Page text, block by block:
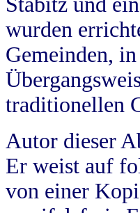
wurden
Gemeinden,
traditionellen
Autor dieser
Er weist auf
von einer